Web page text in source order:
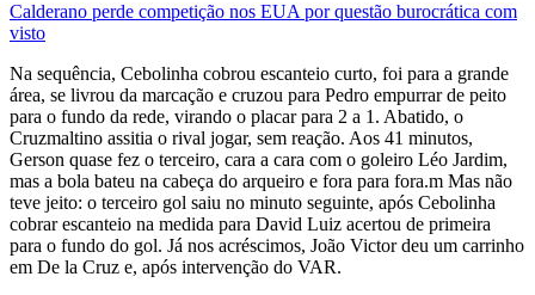
Calderano perde competição nos EUA por questão burocrática com
visto
Na sequência, Cebolinha cobrou escanteio curto, foi para a grande
área, se livrou da marcação e cruzou para Pedro empurrar de peito
para o fundo da rede, virando o placar para 2 a 1. Abatido, o
Cruzmaltino assitia o rival jogar, sem reação. Aos 41 minutos,
Gerson quase fez o terceiro, cara a cara com o goleiro Léo Jardim,
mas a bola bateu na cabeça do arqueiro e fora para fora.m Mas não
teve jeito: o terceiro gol saiu no minuto seguinte, após Cebolinha
cobrar escanteio na medida para David Luiz acertou de primeira
para o fundo do gol. Já nos acréscimos, João Victor deu um carrinho
em De la Cruz e, após intervenção do VAR.